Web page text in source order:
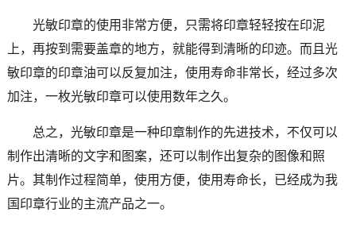
光敏印章的使用非常方便，只需将印章轻轻按在印泥
上，再按到需要盖章的地方，就能得到清晰的印迹。而且光
敏印章的印章油可以反复加注，使用寿命非常长，经过多次
加注，一枚光敏印章可以使用数年之久。
总之，光敏印章是一种印章制作的先进技术，不仅可以
制作出清晰的文字和图案，还可以制作出复杂的图像和照
片。其制作过程简单，使用方便，使用寿命长，已经成为我
国印章行业的主流产品之一。